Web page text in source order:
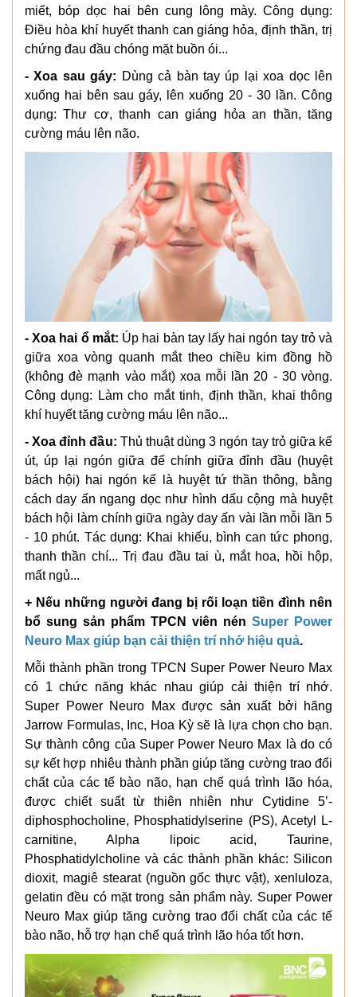
miết, bóp dọc hai bên cung lông mày. Công dụng:
Điều hòa khí huyết thanh can giáng hỏa, định thần, trị
chứng đau đầu chóng mặt buồn ói...
- Xoa sau gáy: Dùng cả bàn tay úp lại xoa dọc lên
xuống hai bên sau gáy, lên xuống 20 - 30 lần. Công
dụng: Thư cơ, thanh can giáng hỏa an thần, tăng
cường máu lên não.
- Xoa hai ổ mắt: Úp hai bàn tay lấy hai ngón tay trỏ và
giữa xoa vòng quanh mắt theo chiều kim đồng hồ
(không đè mạnh vào mắt) xoa mỗi lần 20 - 30 vòng.
Công dụng: Làm cho mắt tinh, định thần, khai thông
khí huyết tăng cường máu lên não...
- Xoa đỉnh đầu: Thủ thuật dùng 3 ngón tay trỏ giữa kế
út, úp lại ngón giữa để chính giữa đỉnh đầu (huyệt
bách hội) hai ngón kế là huyệt tứ thần thông, bằng
cách day ấn ngang dọc như hình dấu cộng mà huyệt
bách hội làm chính giữa ngày day ấn vài lần mỗi lần 5
- 10 phút. Tác dụng: Khai khiếu, bình can tức phong,
thanh thần chí... Trị đau đầu tai ù, mắt hoa, hồi hộp,
mất ngủ...
+ Nếu những người đang bị rối loạn tiền đình nên
bổ sung sản phẩm TPCN viên nén Super Power
Neuro Max giúp bạn cải thiện trí nhớ hiệu quả.
Mỗi thành phần trong TPCN Super Power Neuro Max
có 1 chức năng khác nhau giúp cải thiện trí nhớ.
Super Power Neuro Max được sản xuất bởi hãng
Jarrow Formulas, Inc, Hoa Kỳ sẽ là lựa chọn cho bạn.
Sự thành công của Super Power Neuro Max là do có
sự kết hợp nhiêu thành phần giúp tăng cường trao đổi
chất của các tế bào não, hạn chế quá trình lão hóa,
được chiết suất từ thiên nhiên như Cytidine 5’-
diphosphocholine, Phosphatidylserine (PS), Acetyl L-
carnitine, Alpha lipoic acid, Taurine,
Phosphatidylcholine và các thành phần khác: Silicon
dioxit, magiê stearat (nguồn gốc thực vật), xenluloza,
gelatin đều có mặt trong sản phẩm này. Super Power
Neuro Max giúp tăng cường trao đổi chất của các tế
bào não, hỗ trợ hạn chế quá trình lão hóa tốt hơn.